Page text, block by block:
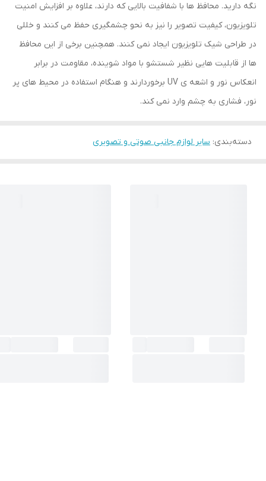
نگه دارید. محافظ ها با شفافیت بالایی که دارند، علاوه بر افزایش امنیت
تلویزیون، کیفیت تصویر را نیز به نحو چشمگیری حفظ می کنند و خللی
در طراحی شیک تلویزیون ایجاد نمی کنند. همچنین برخی از این محافظ
ها از قابلیت هایی نظیر شستشو با مواد شوینده، مقاومت در برابر
انعکاس نور و اشعه ی UV برخوردارند و هنگام استفاده در محیط های پر
نور، فشاری به چشم وارد نمی کند.
دسته‌بندی: سایر لوازم جانبی صوتی و تصویری